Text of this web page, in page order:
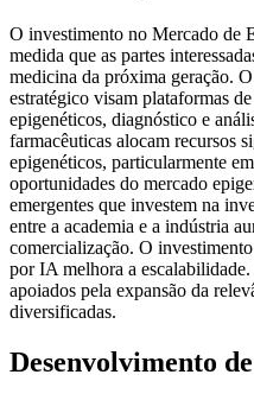
O investimento no Mercado de
medida que as partes
medicina da próxima geração.
estratégico visam plataformas
epigenéticos, diagnóstico e
farmacêuticas alocam recursos
epigenéticos, particularmente
oportunidades do mercado
emergentes que investem na
entre a academia e a indústria
comercialização. O
por IA melhora a
apoiados pela expansão da
diversificadas.
Desenvolvimento